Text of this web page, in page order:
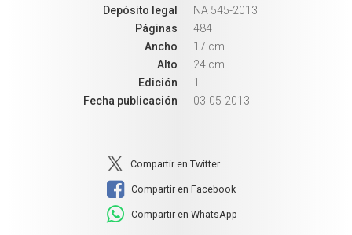
Depósito legal
NA 545-2013
Páginas
484
Ancho
17 cm
Alto
24 cm
Edición
1
Fecha publicación
03-05-2013
Compartir en Twitter
Compartir en Facebook
Compartir en WhatsApp